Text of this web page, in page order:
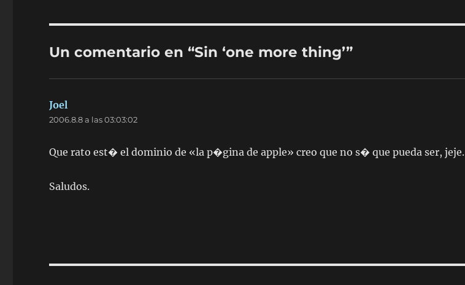
Un comentario en “Sin ‘one more thing’”
Joel
2006.8.8 a las 03:03:02
Que rato est� el dominio de «la p�gina de apple» creo que no s� que pueda ser, jeje.
Saludos.